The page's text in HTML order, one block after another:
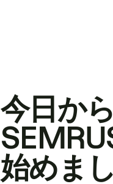
今日から
始めま